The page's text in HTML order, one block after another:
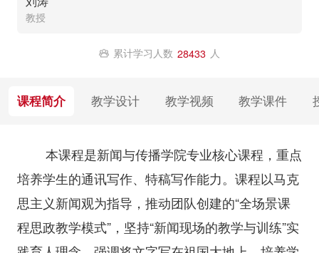
教授
累计学习人数 28433 人
课程简介 教学设计 教学视频 教学课件
本课程是新闻与传播学院专业核心课程，重点
培养学生的通讯写作、特稿写作能力。课程以马克
思主义新闻观为指导，推动团队创建的“全场景课
程思政教学模式”，坚持“新闻现场的教学与训练”实